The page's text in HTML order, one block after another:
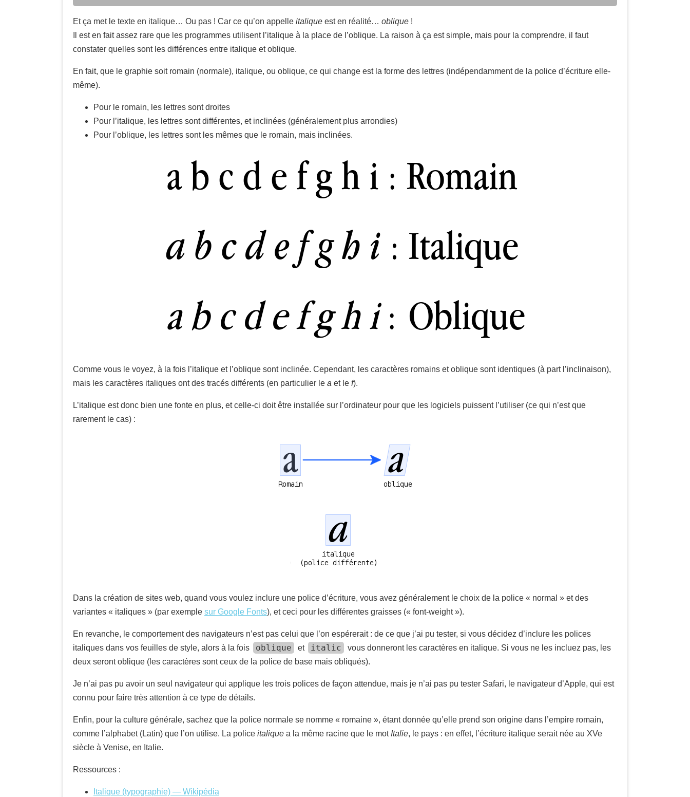
Et ça met le texte en italique… Ou pas ! Car ce qu’on appelle italique est en réalité… oblique !
Il est en fait assez rare que les programmes utilisent l’italique à la place de l’oblique. La raison à ça est simple, mais pour la comprendre, il faut
constater quelles sont les différences entre italique et oblique.
En fait, que le graphie soit romain (normale), italique, ou oblique, ce qui change est la forme des lettres (indépendamment de la police d’écriture elle-
même).
Pour le romain, les lettres sont droites
Pour l’italique, les lettres sont différentes, et inclinées (généralement plus arrondies)
Pour l’oblique, les lettres sont les mêmes que le romain, mais inclinées.
Comme vous le voyez, à la fois l’italique et l’oblique sont inclinée. Cependant, les caractères romains et oblique sont identiques (à part l’inclinaison),
mais les caractères italiques ont des tracés différents (en particulier le a et le f).
L’italique est donc bien une fonte en plus, et celle-ci doit être installée sur l’ordinateur pour que les logiciels puissent l’utiliser (ce qui n’est que
rarement le cas) :
Dans la création de sites web, quand vous voulez inclure une police d’écriture, vous avez généralement le choix de la police « normal » et des
variantes « italiques » (par exemple sur Google Fonts), et ceci pour les différentes graisses (« font-weight »).
En revanche, le comportement des navigateurs n’est pas celui que l’on espérerait : de ce que j’ai pu tester, si vous décidez d’inclure les polices
italiques dans vos feuilles de style, alors à la fois
oblique et italic
vous donneront les caractères en italique. Si vous ne les incluez pas, les
deux seront oblique (les caractères sont ceux de la police de base mais obliqués).
Je n’ai pas pu avoir un seul navigateur qui applique les trois polices de façon attendue, mais je n’ai pas pu tester Safari, le navigateur d’Apple, qui est
connu pour faire très attention à ce type de détails.
Enfin, pour la culture générale, sachez que la police normale se nomme « romaine », étant donnée qu’elle prend son origine dans l’empire romain,
comme l’alphabet (Latin) que l’on utilise. La police italique a la même racine que le mot Italie, le pays : en effet, l’écriture italique serait née au XVe
siècle à Venise, en Italie.
Ressources :
Italique (typographie) — Wikipédia